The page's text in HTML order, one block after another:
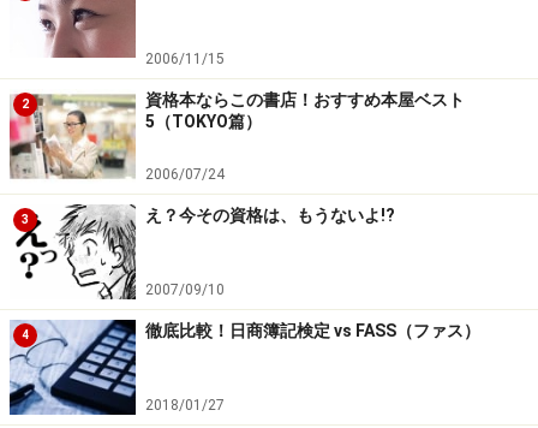
2006/11/15
2
資格本ならこの書店！おすすめ本屋ベスト
5（TOKYO篇）
2006/07/24
3 え？今その資格は、もうないよ!?
2007/09/10
4 徹底比較！日商簿記検定 vs FASS（ファス）
2018/01/27